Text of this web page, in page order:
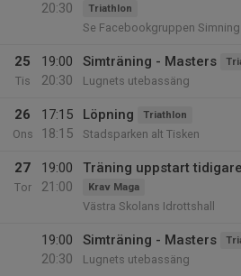
20:30
Triathlon
Se Facebookgruppen
25
Tis
19:00
20:30
Simträning - Masters
Lugnets utebassäng
26
Ons
17:15
18:15
Löpning Triathlon
Stadsparken alt Tisken
27
Tor
19:00
21:00
Träning uppstart
Krav Maga
Västra Skolans Idrottshall
19:00
20:30
Simträning - Masters
Lugnets utebassäng